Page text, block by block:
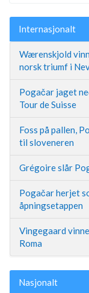
Internasjonalt
Wærenskjold
norsk triumf i
Pogačar jaget
Tour de Suisse
Foss på pallen,
til sloveneren
Grégoire slår
Pogačar herjet
åpningsetappen
Vingegaard
Roma
Nasjonalt